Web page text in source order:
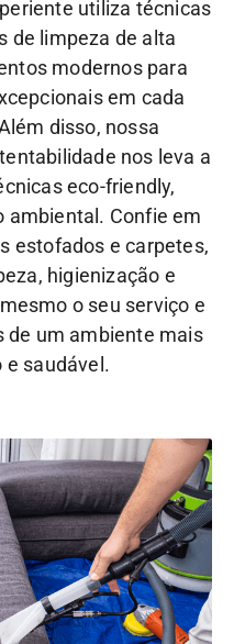
utiliza técnicas
de limpeza de alta
modernos para
em cada
disso, nossa
nos leva a
eco-friendly,
ambiental. Confie em
estofados e carpetes,
higienização e
o seu serviço e
de um ambiente mais
e saudável.